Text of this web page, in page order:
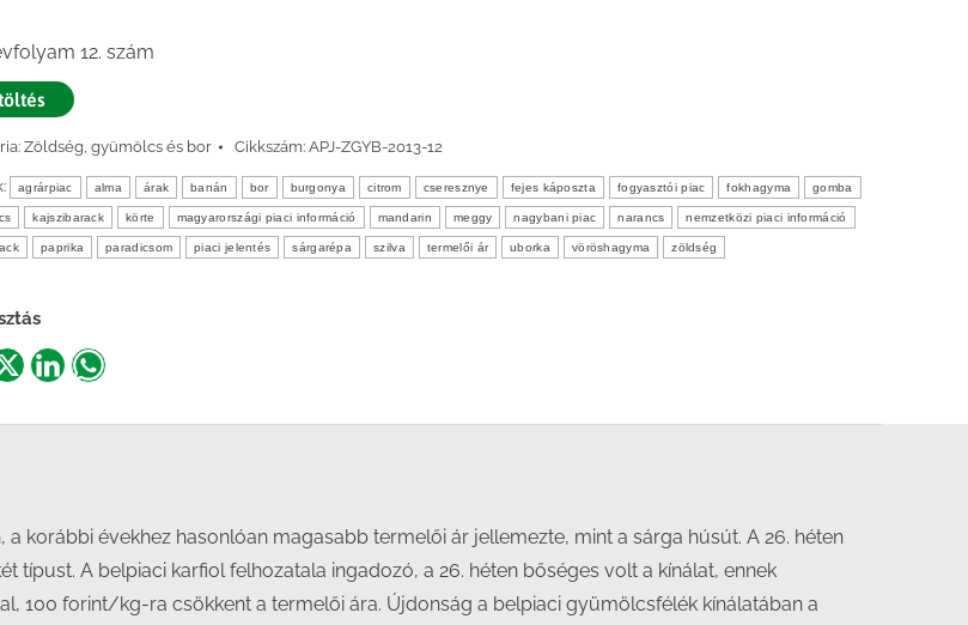
12. szám
Zöldség, gyümölcs és bor Cikkszám: APJ-ZGYB-2013-12
agrárpiac alma árak banán bor burgonya citrom cseresznye fejes káposzta fogyasztói piac fokhagyma gomba
kajszibarack körte magyarországi piaci információ mandarin meggy nagybani piac narancs nemzetközi piaci információ
paprika paradicsom piaci jelentés sárgarépa szilva termelői ár uborka vöröshagyma zöldség
ShareShareShare
korábbi évekhez hasonlóan magasabb termelői ár jellemezte, mint a sárga húsút. A 26. héten
típust. A belpiaci karfiol felhozatala ingadozó, a 26. héten bőséges volt a kínálat, ennek
100 forint/kg-ra csökkent a termelői ára. Újdonság a belpiaci gyümölcsfélék kínálatában a